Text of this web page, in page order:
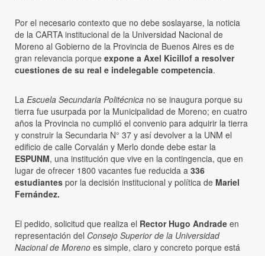
Por el necesario contexto que no debe soslayarse, la noticia
de la CARTA institucional de la Universidad Nacional de
Moreno al Gobierno de la Provincia de Buenos Aires es de
gran relevancia porque expone a Axel Kicillof a resolver
cuestiones de su real e indelegable competencia.
La Escuela Secundaria Politécnica no se inaugura porque su
tierra fue usurpada por la Municipalidad de Moreno; en cuatro
años la Provincia no cumplió el convenio para adquirir la tierra
y construir la Secundaria N° 37 y así devolver a la UNM el
edificio de calle Corvalán y Merlo donde debe estar la
ESPUNM, una institución que vive en la contingencia, que en
lugar de ofrecer 1800 vacantes fue reducida a 336
estudiantes por la decisión institucional y política de Mariel
Fernández.
El pedido, solicitud que realiza el Rector Hugo Andrade en
representación del Consejo Superior de la Universidad
Nacional de Moreno es simple, claro y concreto porque está